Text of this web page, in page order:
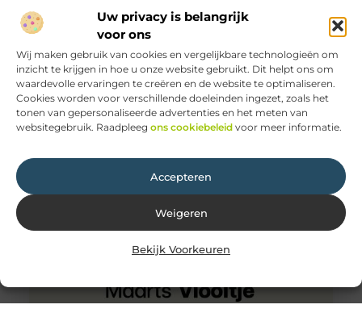
Uw privacy is belangrijk
voor ons
Wij maken gebruik van cookies en vergelijkbare technologieën om
inzicht te krijgen in hoe u onze website gebruikt. Dit helpt ons om
waardevolle ervaringen te creëren en de website te optimaliseren.
Cookies worden voor verschillende doeleinden ingezet, zoals het
tonen van gepersonaliseerde advertenties en het meten van
websitegebruik. Raadpleeg ons cookiebeleid voor meer informatie.
Accepteren
Weigeren
Bekijk Voorkeuren
Een bruiloft band voor je speciale dag
Een bruiloft band kan je speciale dag nog mooier
maken. Muziek is een erg belangrijk aspect van een